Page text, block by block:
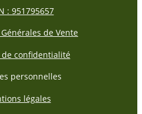
: 951795657
de Vente
confidentialité
personnelles
légales